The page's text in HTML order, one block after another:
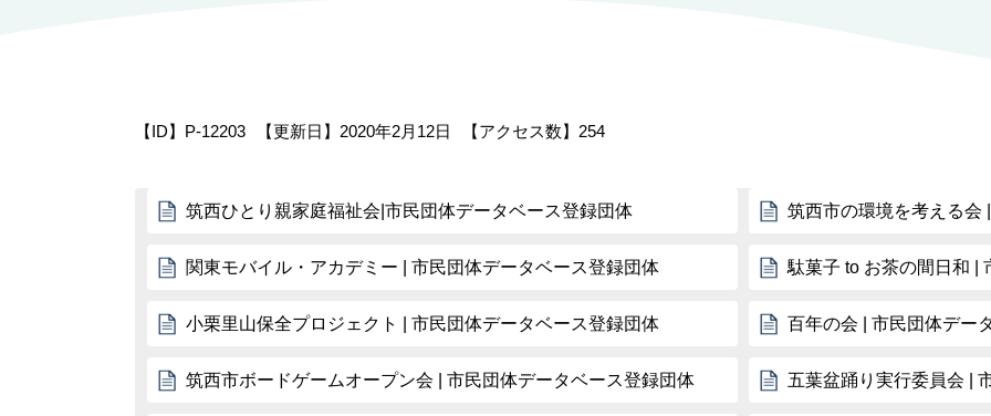
【ID】 P-12203 【更新日】 2020年2月12日 【アクセス数】 254
筑西ひとり親家庭福祉会|市民団体データベース登録団体 筑西市の環境を考える会
関東モバイル・アカデミー | 市民団体データベース登録団体 駄菓子 to お茶の間日和 |
小栗里山保全プロジェクト | 市民団体データベース登録団体 百年の会 | 市民団体デー
筑西市ボードゲームオープン会 | 市民団体データベース登録団体 五葉盆踊り実行委員会 |